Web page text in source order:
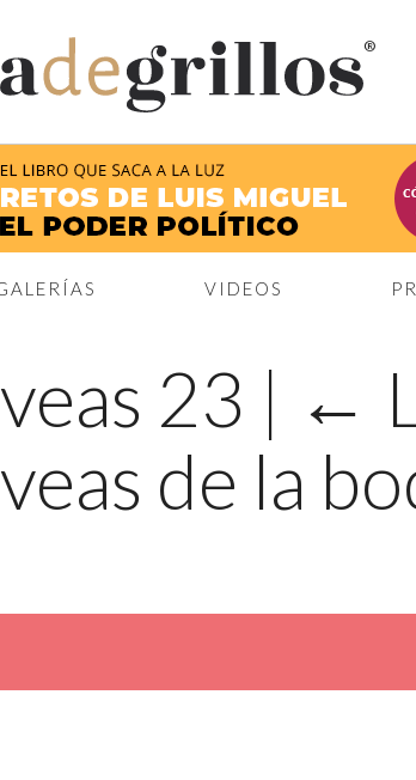
®
VIDEOS
23 | ←
de la